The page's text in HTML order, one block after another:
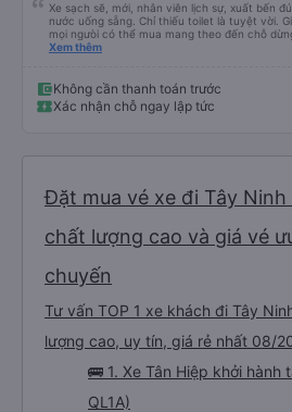
Xe sạch sẽ, mới, nhân viên lịch sự, xuất bến
nước uống sẵng. Chỉ thiếu toilet là tuyệt vời.
mọi ngưòi có thể mua mang theo đến chỗ
món bạn ko thích hoặc giá cả hơi cao! Còn lại
Xem thêm
Không cần thanh toán trước
Xác nhận chỗ ngay lập tức
Đặt mua vé xe đi Tây
chất lượng cao và giá vé
chuyến
Tư vấn TOP 1 xe khách đi Tây
lượng cao, uy tín, giá rẻ nhất 08/
🚌 1. Xe Tân Hiệp khởi hành
QL1A)